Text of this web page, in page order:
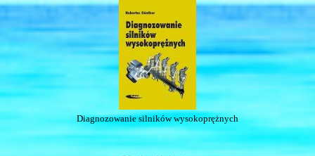
Diagnozowanie silników wysokoprężnych